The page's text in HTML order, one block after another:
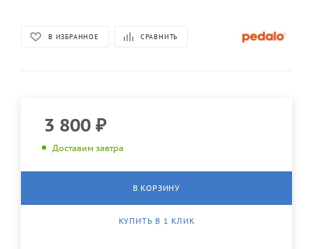
В ИЗБРАННОЕ СРАВНИТЬ
3 800 ₽
Доставим завтра
В КОРЗИНУ
КУПИТЬ В 1 КЛИК